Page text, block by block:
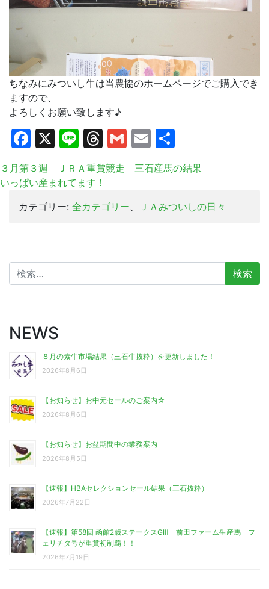
ちなみにみついし牛は当農協のホームページでご購入でき
ますので、
よろしくお願い致します♪
Facebook
X LineThreads
Gmail
Email
３月第３週 ＪＲＡ重賞競走 三石産馬の結果
いっぱい産まれてます！
カテゴリー: 全カテゴリー ＪＡみついしの日々
検
索:
NEWS
８月の素牛市場結果（三石牛抜粋）を更新しました！
2026年8月6日
【お知らせ】お中元セールのご案内☆
2026年8月6日
【お知らせ】お盆期間中の業務案内
2026年8月5日
【速報】HBAセレクションセール結果（三石抜粋）
2026年7月22日
【速報】第58回 函館2歳ステークスGⅢ 前田ファーム生産馬 フ
ェリチタ号が重賞初制覇！！
2026年7月19日